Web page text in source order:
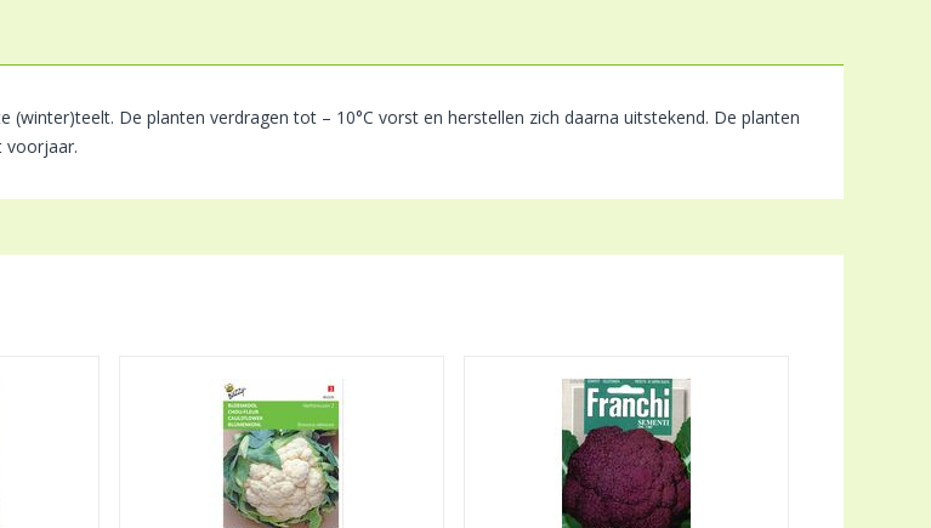
De planten verdragen tot – 10°C vorst en herstellen zich daarna uitstekend. De planten
voorjaar.